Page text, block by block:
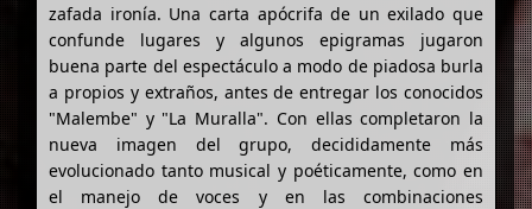
zafada ironía. Una carta apócrifa de un exilado que
confunde lugares y algunos epigramas jugaron
buena parte del espectáculo a modo de piadosa burla
a propios y extraños, antes de entregar los conocidos
"Malembe" y "La Muralla". Con ellas completaron la
nueva imagen del grupo, decididamente más
evolucionado tanto musical y poéticamente, como en
el manejo de voces y en las combinaciones